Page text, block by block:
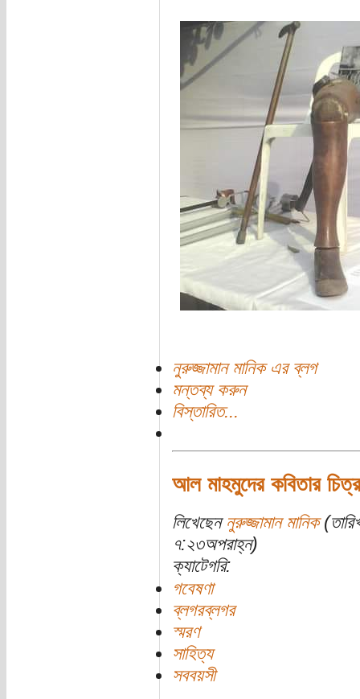
নুরুজ্জামান মানিক এর ব্লগ
মন্তব্য করুন
বিস্তারিত...
আল মাহমুদের কবিতার
লিখেছেন নুরুজ্জামান মানিক
৭:২৩অপরাহ্ন)
ক্যাটেগরি:
গবেষণা
ব্লগরব্লগর
স্মরণ
সাহিত্য
সববয়সী